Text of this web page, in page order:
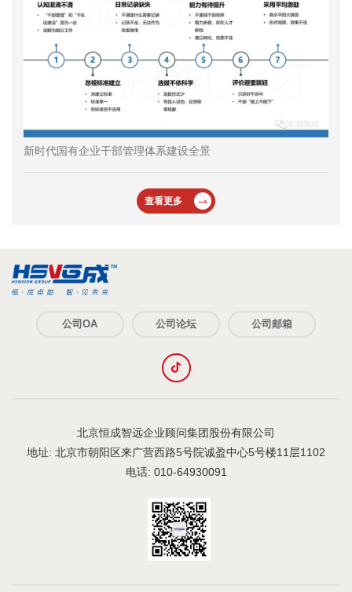
新时代国有企业干部管理体系建设全景
查看更多
公司OA 公司论坛 公司邮箱
北京恒成智远企业顾问集团股份有限公司
地址: 北京市朝阳区来广营西路5号院诚盈中心5号楼11层1102
电话: 010-64930091